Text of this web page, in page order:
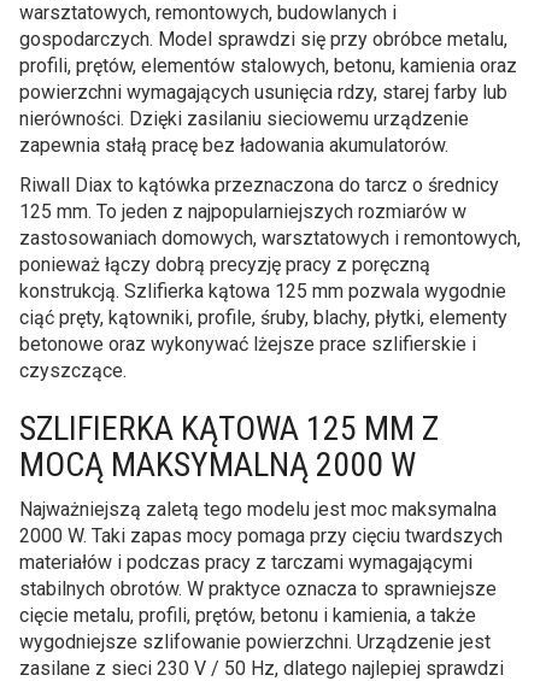
warsztatowych, remontowych, budowlanych i
gospodarczych. Model sprawdzi się przy obróbce metalu,
profili, prętów, elementów stalowych, betonu, kamienia oraz
powierzchni wymagających usunięcia rdzy, starej farby lub
nierówności. Dzięki zasilaniu sieciowemu urządzenie
zapewnia stałą pracę bez ładowania akumulatorów.
Riwall Diax to kątówka przeznaczona do tarcz o średnicy
125 mm. To jeden z najpopularniejszych rozmiarów w
zastosowaniach domowych, warsztatowych i remontowych,
ponieważ łączy dobrą precyzję pracy z poręczną
konstrukcją. Szlifierka kątowa 125 mm pozwala wygodnie
ciąć pręty, kątowniki, profile, śruby, blachy, płytki, elementy
betonowe oraz wykonywać lżejsze prace szlifierskie i
czyszczące.
SZLIFIERKA KĄTOWA 125 MM Z
MOCĄ MAKSYMALNĄ 2000 W
Najważniejszą zaletą tego modelu jest moc maksymalna
2000 W. Taki zapas mocy pomaga przy cięciu twardszych
materiałów i podczas pracy z tarczami wymagającymi
stabilnych obrotów. W praktyce oznacza to sprawniejsze
cięcie metalu, profili, prętów, betonu i kamienia, a także
wygodniejsze szlifowanie powierzchni. Urządzenie jest
zasilane z sieci 230 V / 50 Hz, dlatego najlepiej sprawdzi